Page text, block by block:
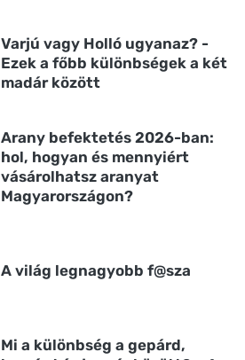
Varjú vagy Holló ugyanaz? -
Ezek a főbb különbségek a két
madár között
Arany befektetés 2026-ban:
hol, hogyan és mennyiért
vásárolhatsz aranyat
Magyarországon?
A világ legnagyobb f@sza
Mi a különbség a gepárd,